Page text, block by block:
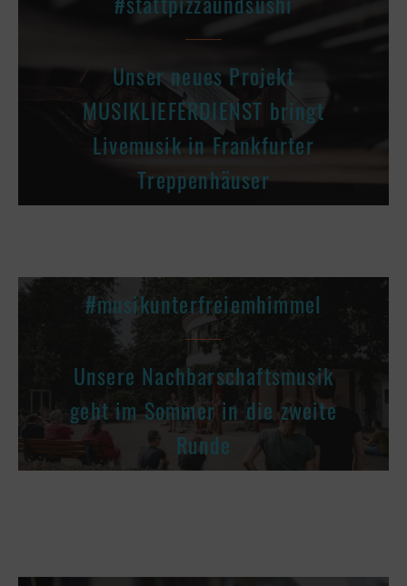
Unser neues Projekt
MUSIKLIEFERDIENST bringt
Livemusik in Frankfurter
Treppenhäuser
#musikunterfreiemhimmel
Unsere Nachbarschaftsmusik
geht im Sommer in die zweite
Runde